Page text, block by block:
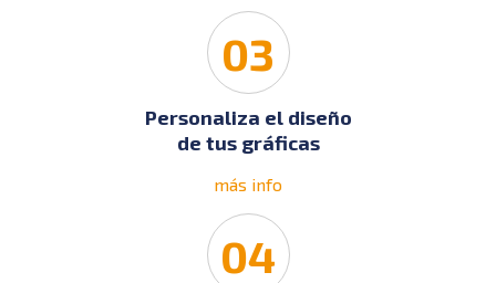
03
Personaliza el diseño
de tus gráficas
más info
04